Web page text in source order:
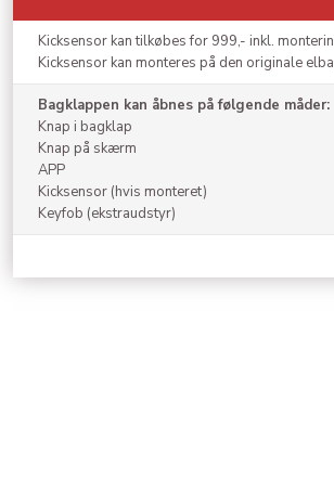
Kicksensor kan tilkøbes for 999,- inkl.
Kicksensor kan monteres på den originale
Bagklappen kan åbnes på følgende måder:
Knap i bagklap
Knap på skærm
APP
Kicksensor (hvis monteret)
Keyfob (ekstraudstyr)